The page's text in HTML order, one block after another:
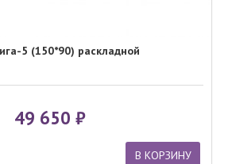
5 (150*90) раскладной
49 650
В КОРЗИНУ